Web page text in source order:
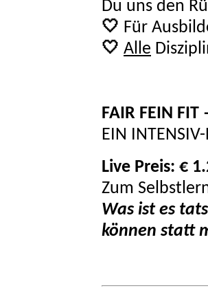
Du uns den
🤍 Für
🤍 Alle
FAIR FEIN
EIN
Live Preis: €
Zum
Was ist es
können statt